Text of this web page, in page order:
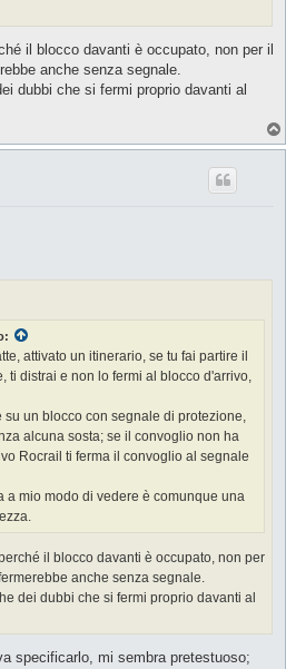
il blocco davanti è occupato, non per il
anche senza segnale.
dubbi che si fermi proprio davanti al
attivato un itinerario, se tu fai partire il
ti distrai e non lo fermi al blocco d'arrivo,
su un blocco con segnale di protezione,
alcuna sosta; se il convoglio non ha
Rocrail ti ferma il convoglio al segnale
a mio modo di vedere è comunque una
il blocco davanti è occupato, non per
anche senza segnale.
dei dubbi che si fermi proprio davanti al
specificarlo, mi sembra pretestuoso;